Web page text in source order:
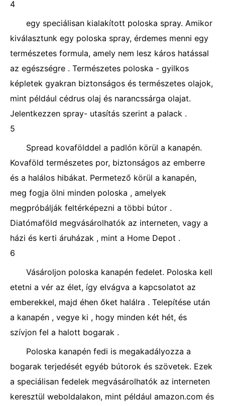
4
egy speciálisan kialakított poloska spray. Amikor
kiválasztunk egy poloska spray, érdemes menni egy
természetes formula, amely nem lesz káros hatással
az egészségre . Természetes poloska - gyilkos
képletek gyakran biztonságos és természetes olajok,
mint például cédrus olaj és narancssárga olajat.
Jelentkezzen spray- utasítás szerint a palack .
5
Spread kovafölddel a padlón körül a kanapén.
Kovaföld természetes por, biztonságos az emberre
és a halálos hibákat. Permetező körül a kanapén,
meg fogja ölni minden poloska , amelyek
megpróbálják feltérképezni a többi bútor .
Diatómaföld megvásárolhatók az interneten, vagy a
házi és kerti áruházak , mint a Home Depot .
6
Vásároljon poloska kanapén fedelet. Poloska kell
etetni a vér az élet, így elvágva a kapcsolatot az
emberekkel, majd éhen őket halálra . Telepítése után
a kanapén , vegye ki , hogy minden két hét, és
szívjon fel a halott bogarak .
Poloska kanapén fedi is megakadályozza a
bogarak terjedését egyéb bútorok és szövetek. Ezek
a speciálisan fedelek megvásárolhatók az interneten
keresztül weboldalakon, mint például amazon.com és